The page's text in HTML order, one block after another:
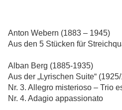
Anton Webern (1883 – 1945)
Aus den 5 Stücken für
Alban Berg (1885-1935)
Aus der „Lyrischen Suite“
Nr. 3. Allegro misterioso – Trio
Nr. 4. Adagio appassionato